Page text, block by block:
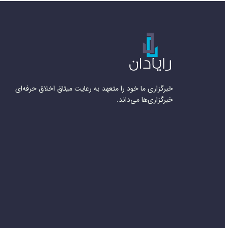
خبرگزاری ما خود را متعهد به رعایت میثاق اخلاق حرفه‌ای
خبرگزاری‌ها می‌داند.